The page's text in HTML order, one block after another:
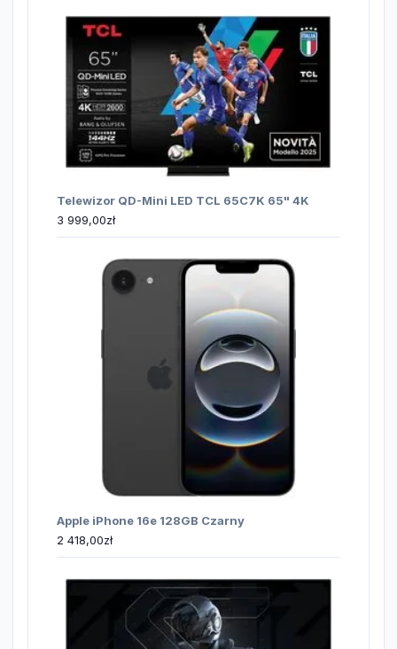
Telewizor QD-Mini LED TCL 65C7K 65" 4K
3 999,00zł
Apple iPhone 16e 128GB Czarny
2 418,00zł